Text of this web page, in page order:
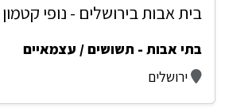
בית אבות בירושלים - נופי קטמון
בתי אבות - תשושים / עצמאיים
ירושלים